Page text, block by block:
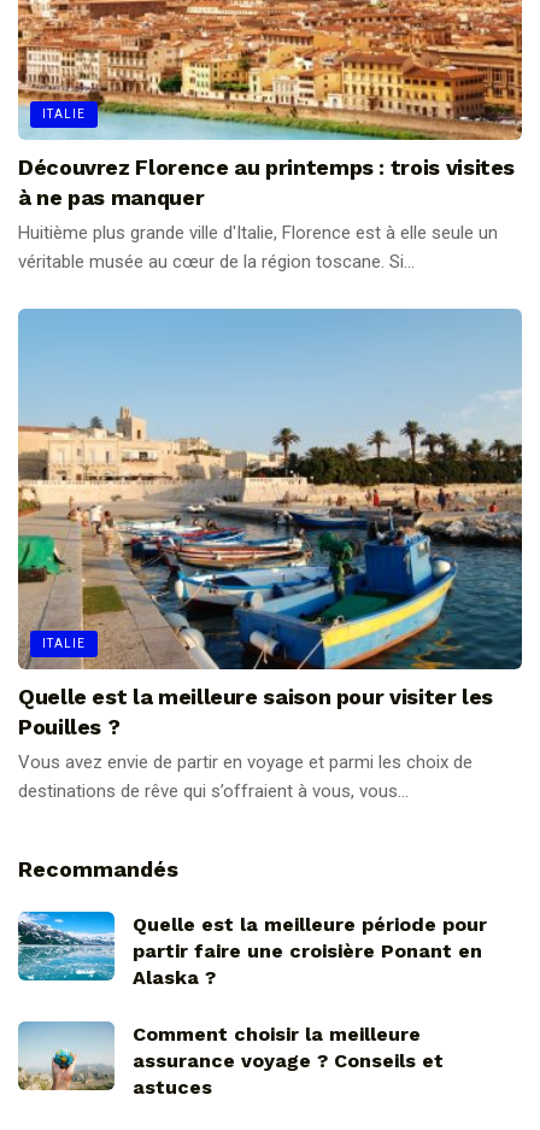
ITALIE
Découvrez Florence au printemps : trois visites
à ne pas manquer
Huitième plus grande ville d'Italie, Florence est à elle seule un
véritable musée au cœur de la région toscane. Si...
ITALIE
Quelle est la meilleure saison pour visiter les
Pouilles ?
Vous avez envie de partir en voyage et parmi les choix de
destinations de rêve qui s’offraient à vous, vous...
Recommandés
Quelle est la meilleure période pour
partir faire une croisière Ponant en
Alaska ?
Comment choisir la meilleure
assurance voyage ? Conseils et
astuces